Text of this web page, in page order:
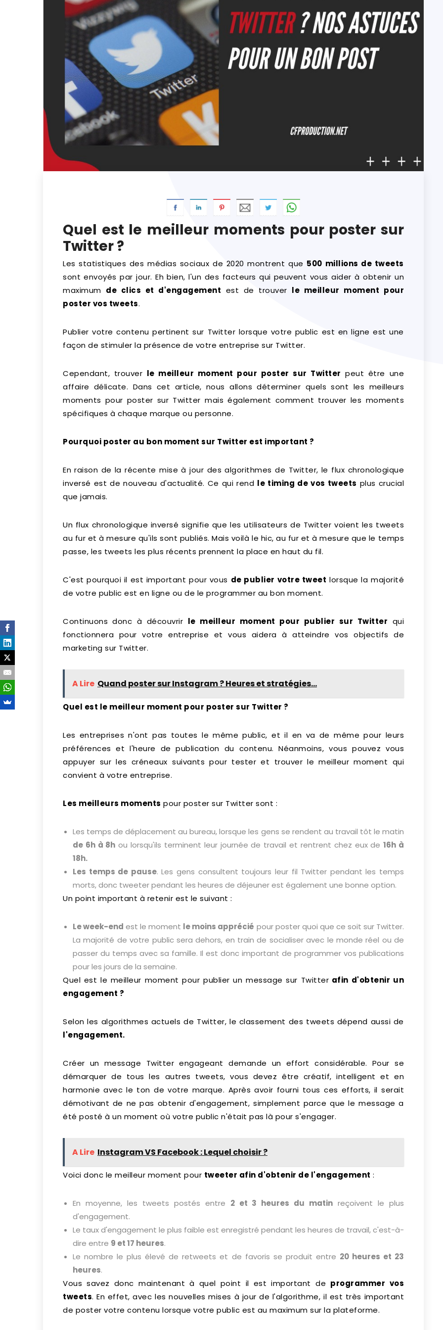
Quel est le meilleur moments pour poster sur
Twitter ?
Les statistiques des médias sociaux de 2020 montrent que 500 millions de tweets
sont envoyés par jour. Eh bien, l'un des facteurs qui peuvent vous aider à obtenir un
maximum de clics et d'engagement est de trouver le meilleur moment pour
poster vos tweets.
Publier votre contenu pertinent sur Twitter lorsque votre public est en ligne est une
façon de stimuler la présence de votre entreprise sur Twitter.
Cependant, trouver le meilleur moment pour poster sur Twitter peut être une
affaire délicate. Dans cet article, nous allons déterminer quels sont les meilleurs
moments pour poster sur Twitter mais également comment trouver les moments
spécifiques à chaque marque ou personne.
Pourquoi poster au bon moment sur Twitter est important ?
En raison de la récente mise à jour des algorithmes de Twitter, le flux chronologique
inversé est de nouveau d'actualité. Ce qui rend le timing de vos tweets plus crucial
que jamais.
Un flux chronologique inversé signifie que les utilisateurs de Twitter voient les tweets
au fur et à mesure qu'ils sont publiés. Mais voilà le hic, au fur et à mesure que le temps
passe, les tweets les plus récents prennent la place en haut du fil.
C'est pourquoi il est important pour vous de publier votre tweet lorsque la majorité
de votre public est en ligne ou de le programmer au bon moment.
Continuons donc à découvrir le meilleur moment pour publier sur Twitter qui
fonctionnera pour votre entreprise et vous aidera à atteindre vos objectifs de
marketing sur Twitter.
A Lire Quand poster sur Instagram ? Heures et stratégies...
Quel est le meilleur moment pour poster sur Twitter ?
Les entreprises n'ont pas toutes le même public, et il en va de même pour leurs
préférences et l'heure de publication du contenu. Néanmoins, vous pouvez vous
appuyer sur les créneaux suivants pour tester et trouver le meilleur moment qui
convient à votre entreprise.
Les meilleurs moments pour poster sur Twitter sont :
Les temps de déplacement au bureau, lorsque les gens se rendent au travail tôt le matin
de 6h à 8h ou lorsqu'ils terminent leur journée de travail et rentrent chez eux de16h à
18h.
Les temps de pause. Les gens consultent toujours leur fil Twitter pendant les temps
morts, donc tweeter pendant les heures de déjeuner est également une bonne option.
Un point important à retenir est le suivant :
Le week-end est le moment le moins apprécié pour poster quoi que ce soit sur Twitter.
La majorité de votre public sera dehors, en train de socialiser avec le monde réel ou de
passer du temps avec sa famille. Il est donc important de programmer vos publications
pour les jours de la semaine.
Quel est le meilleur moment pour publier un message sur Twitter afin d'obtenir un
engagement ?
Selon les algorithmes actuels de Twitter, le classement des tweets dépend aussi de
l'engagement.
Créer un message Twitter engageant demande un effort considérable. Pour se
démarquer de tous les autres tweets, vous devez être créatif, intelligent et en
harmonie avec le ton de votre marque. Après avoir fourni tous ces efforts, il serait
démotivant de ne pas obtenir d'engagement, simplement parce que le message a
été posté à un moment où votre public n'était pas là pour s'engager.
A Lire Instagram VS Facebook : Lequel choisir ?
Voici donc le meilleur moment pour tweeter afin d'obtenir de l'engagement :
En moyenne, les tweets postés entre 2 et 3 heures du matin reçoivent le plus
d'engagement.
Le taux d'engagement le plus faible est enregistré pendant les heures de travail, c'est-à-
dire entre 9 et 17 heures.
Le nombre le plus élevé de retweets et de favoris se produit entre 20 heures et 23
heures.
Vous savez donc maintenant à quel point il est important de programmer vos
tweets. En effet, avec les nouvelles mises à jour de l'algorithme, il est très important
de poster votre contenu lorsque votre public est au maximum sur la plateforme.